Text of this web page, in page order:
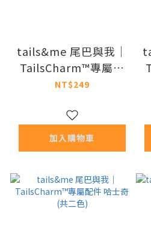
tails&me 尾巴與我｜
TailsCharm™專屬配
件 邊境牧羊 (共二色)
NT$249
加入購物車